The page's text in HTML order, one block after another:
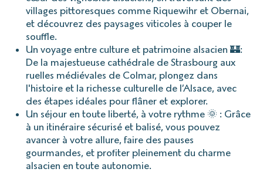
villages pittoresques comme Riquewihr et Obernai,
et découvrez des paysages viticoles à couper le
souffle.
Un voyage entre culture et patrimoine alsacien 🏰:
De la majestueuse cathédrale de Strasbourg aux
ruelles médiévales de Colmar, plongez dans
l'histoire et la richesse culturelle de l’Alsace, avec
des étapes idéales pour flâner et explorer.
Un séjour en toute liberté, à votre rythme 🌞 : Grâce
à un itinéraire sécurisé et balisé, vous pouvez
avancer à votre allure, faire des pauses
gourmandes, et profiter pleinement du charme
alsacien en toute autonomie.